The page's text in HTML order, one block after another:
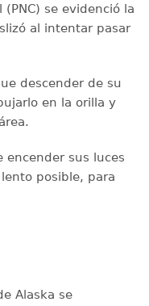
(PNC) se evidenció la
al intentar pasar
descender de su
en la orilla y
sus luces
posible, para
Alaska se